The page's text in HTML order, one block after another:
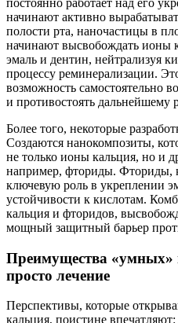
начинают активно
полости рта, наночастицы в
начинают высвобождать ионы
эмаль и дентин, нейтрализуя
процессу реминерализации.
возможность самостоятельно
и противостоять дальнейшему
Более того, некоторые
Создаются нанокомпозиты,
не только ионы кальция, но и
например, фториды. Фториды,
ключевую роль в укреплении
устойчивости к кислотам.
кальция и фторидов,
мощный защитный барьер
Преимущества
просто лечение
Перспективы, которые
кальция, поистине впечатляют: